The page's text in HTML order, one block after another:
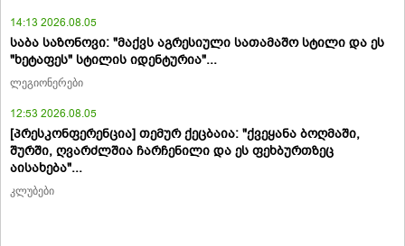
14:13 2026.08.05
საბა საზონოვი: "მაქვს აგრესიული სათამაშო სტილი და ეს
"ხეტაფეს" სტილის იდენტურია"...
ლეგიონერები
12:53 2026.08.05
[პრესკონფერენცია] თემურ ქეცბაია: "ქვეყანა ბოღმაში,
შურში, ღვარძლშია ჩარჩენილი და ეს ფეხბურთზეც
აისახება"...
კლუბები